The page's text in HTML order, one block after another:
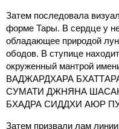
Затем последовала
форме Тары. В сердце у
обладающее природой
ободов. В ступице
окруженный мантрой
ВАДЖАРДХАРА
СУМАТИ ДЖНЯНА
БХАДРА СИДДХИ АЮР
Затем призвали лам